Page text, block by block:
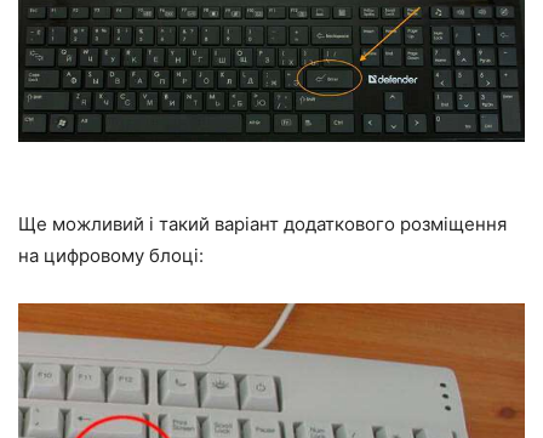
Ще можливий і такий варіант додаткового розміщення
на цифровому блоці: